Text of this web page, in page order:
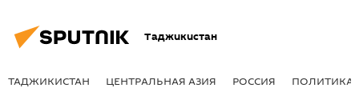
Таджикистан
ТАДЖИКИСТАН ЦЕНТРАЛЬНАЯ АЗИЯ РОССИЯ ПОЛИТИКА